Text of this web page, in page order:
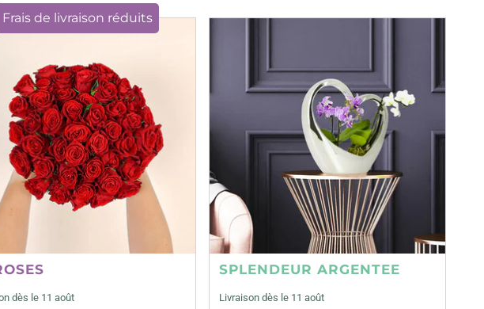
Frais de livraison réduits
dès le 11 août
SPLENDEUR ARGENTEE
Livraison dès le 11 août